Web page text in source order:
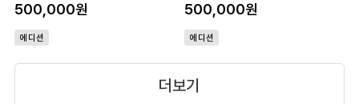
500,000원
에디션
500,000원
에디션
더보기